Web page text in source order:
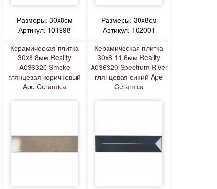
Размеры: 30x8см
Артикул: 101998
Размеры: 30x8см
Артикул: 102001
Керамическая плитка
30x8 8мм Reality
A036320 Smoke
глянцевая коричневый
Ape Ceramica
Керамическая плитка
30x8 11.6мм Reality
A036329 Spectrum River
глянцевая синий Ape
Ceramica